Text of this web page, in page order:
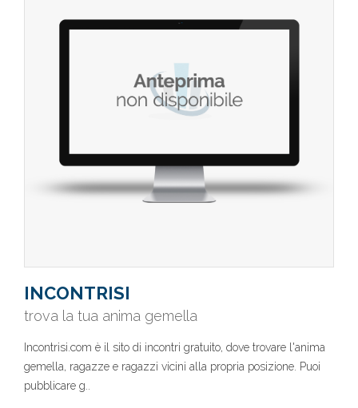
INCONTRISI
trova la tua anima gemella
Incontrisi.com è il sito di incontri gratuito, dove trovare l'anima
gemella, ragazze e ragazzi vicini alla propria posizione. Puoi
pubblicare g..